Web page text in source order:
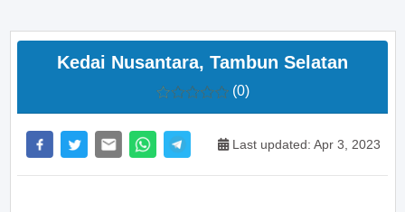
Kedai Nusantara, Tambun Selatan
(0)
Last updated: Apr 3, 2023